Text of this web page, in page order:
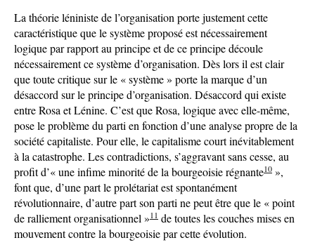
La théorie léniniste de l’organisation porte justement cette
caractéristique que le système proposé est nécessairement
logique par rapport au principe et de ce principe découle
nécessairement ce système d’organisation. Dès lors il est clair
que toute critique sur le « système » porte la marque d’un
désaccord sur le principe d’organisation. Désaccord qui existe
entre Rosa et Lénine. C’est que Rosa, logique avec elle-même,
pose le problème du parti en fonction d’une analyse propre de la
société capitaliste. Pour elle, le capitalisme court inévitablement
à la catastrophe. Les contradictions, s’aggravant sans cesse, au
profit d’« une infime minorité de la bourgeoisie régnante10 »,
font que, d’une part le prolétariat est spontanément
révolutionnaire, d’autre part son parti ne peut être que le « point
de ralliement organisationnel »11 de toutes les couches mises en
mouvement contre la bourgeoisie par cette évolution.